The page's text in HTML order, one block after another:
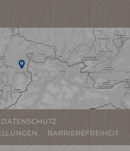
DATENSCHUTZ
BARRIEREFREIHEIT